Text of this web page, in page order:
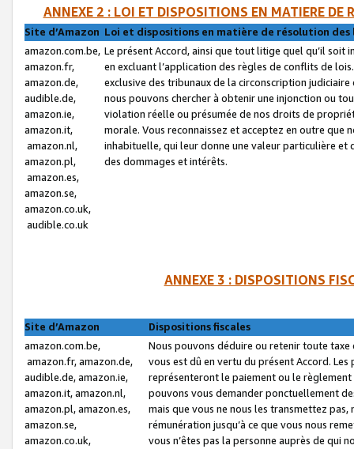
ANNEXE 2 : LOI ET DISPOSITIONS EN MATIERE DE
Site d’Amazon Loi et dispositions en matière de résolution
amazon.com.be,
amazon.fr,
amazon.de,
audible.de,
amazon.ie,
amazon.it,
amazon.nl,
amazon.pl,
amazon.es,
amazon.se,
amazon.co.uk,
audible.co.uk
Le présent Accord, ainsi que tout litige quel qu’il soit
en excluant l’application des règles de conflits de
exclusive des tribunaux de la circonscription
nous pouvons chercher à obtenir une injonction ou
violation réelle ou présumée de nos droits de
morale. Vous reconnaissez et acceptez en outre que
inhabituelle, qui leur donne une valeur particulière
des dommages et intérêts.
ANNEXE 3 : DISPOSITIONS
Site d’Amazon
Dispositions fiscales
amazon.com.be,
amazon.fr, amazon.de,
audible.de, amazon.ie,
amazon.it, amazon.nl,
amazon.pl, amazon.es,
amazon.se,
amazon.co.uk,
Nous pouvons déduire ou retenir toute
vous est dû en vertu du présent Accord.
représenteront le paiement ou le
pouvons vous demander ponctuellement
mais que vous ne nous les transmettez
rémunération jusqu’à ce que vous nous
vous n’êtes pas la personne auprès de qui